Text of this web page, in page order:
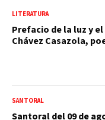
LITERATURA
Prefacio de la luz y
Chávez Casazola,
SANTORAL
Santoral del 09 de